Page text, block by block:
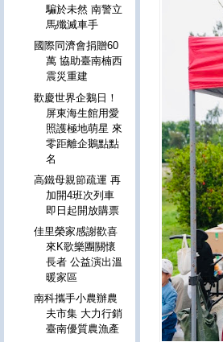
騙於未然 南警立
馬殲滅車手
國際同濟會捐贈60
萬 協助臺南楠西
震災重建
歡慶世界企鵝日！
屏東海生館用愛
照護極地萌星 來
零距離企鵝點點
名
高鐵母親節疏運 再
加開4班次列車
即日起開放購票
佳里榮家感謝歡喜
來K歌樂團關懷
長者 公益演出溫
暖家區
南科攜手小農辦農
夫市集 大力行銷
臺南優質農漁產